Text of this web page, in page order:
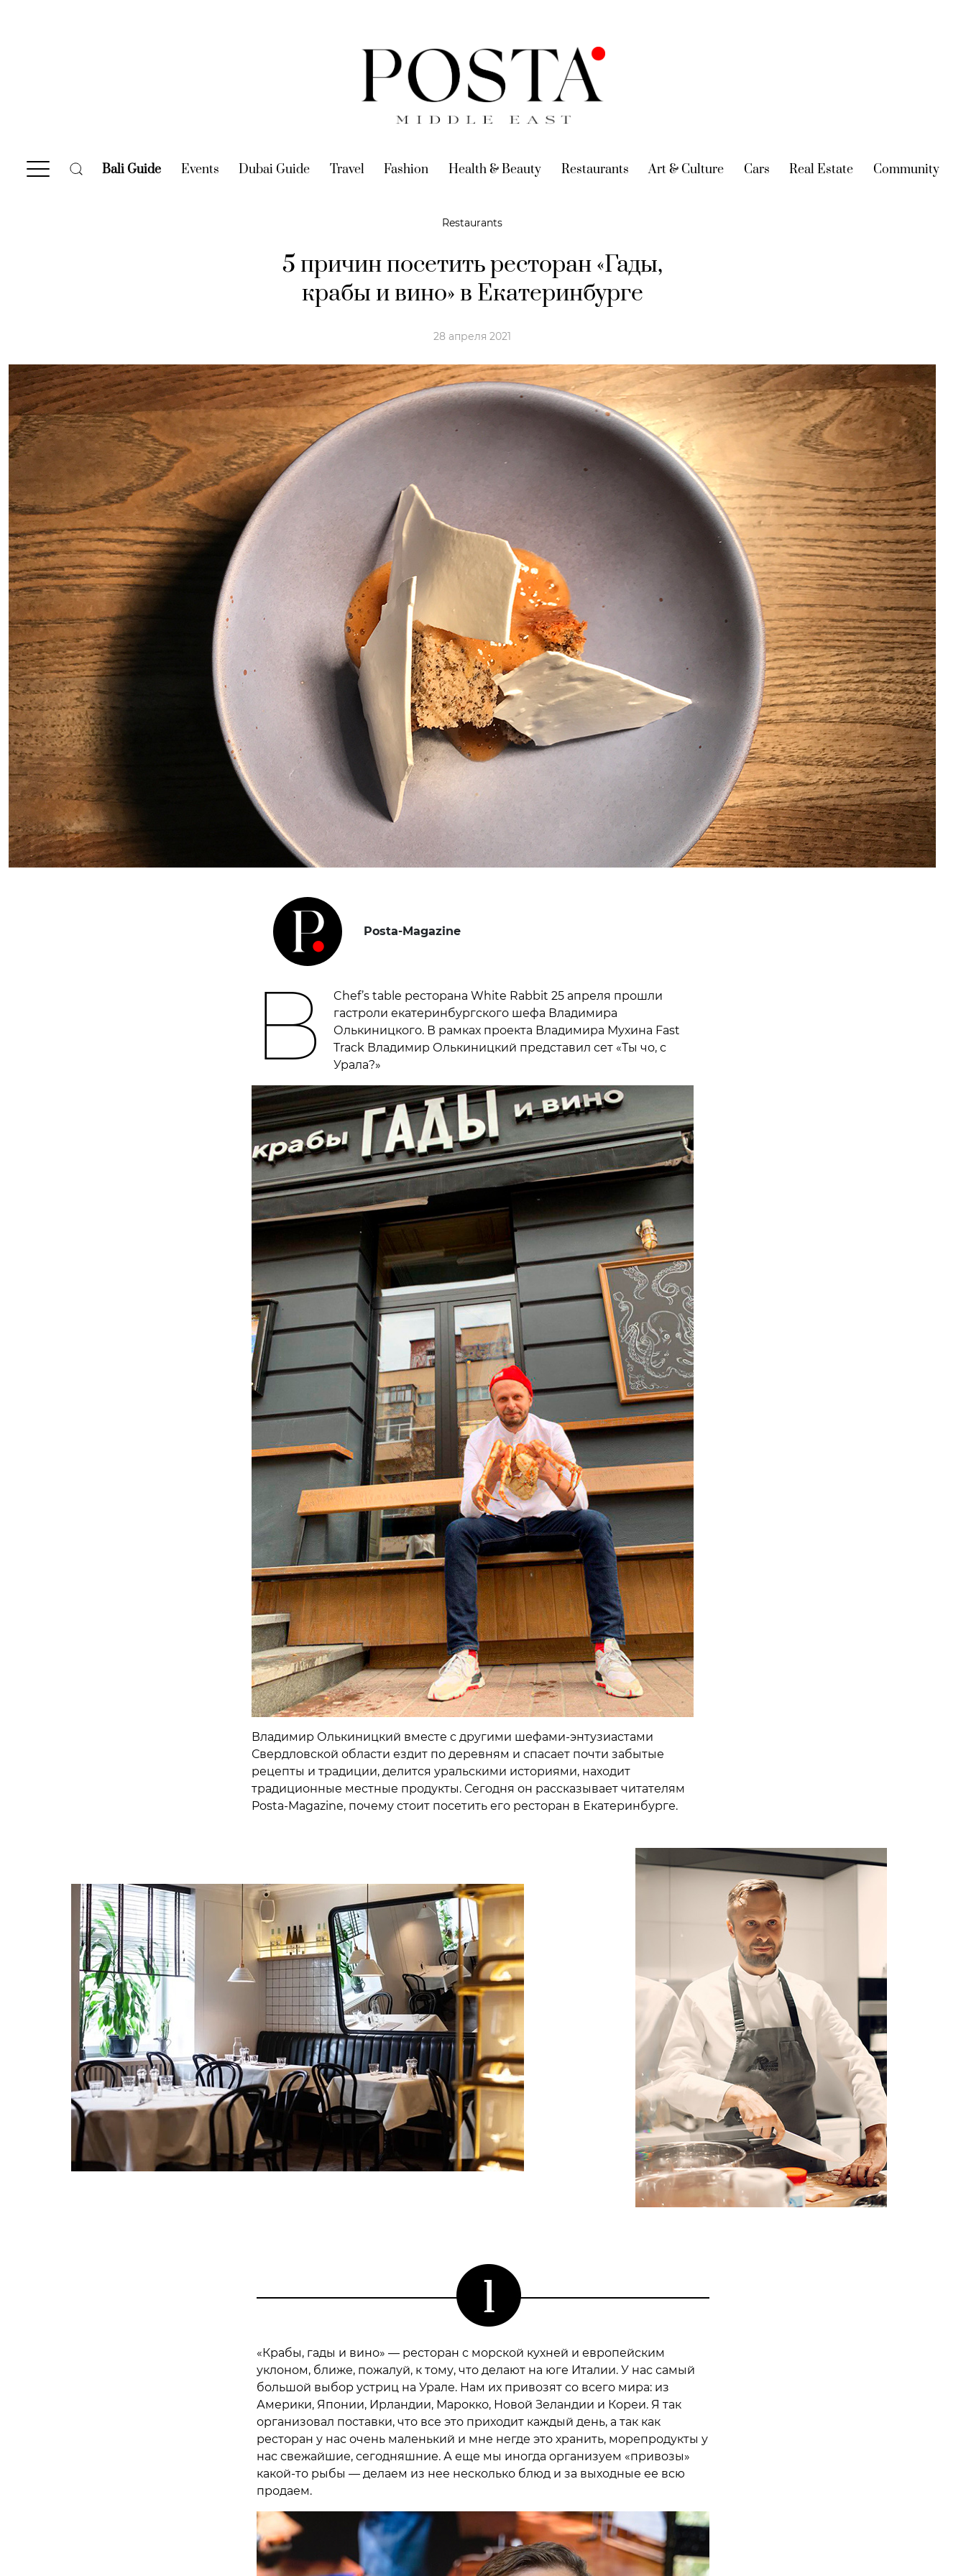
Bali Guide (current)
Events (current)
Dubai Guide (current)
Travel (current)
Fashion (current)
Health & Beauty (current)
Restaurants (current)
Art & Culture (current)
Cars (current)
Real Estate (current)
Community
Restaurants
5 причин посетить ресторан «Гады,
крабы и вино» в Екатеринбурге
28 апреля 2021
Posta-Magazine
В
Chef’s table ресторана White Rabbit 25 апреля прошли
гастроли екатеринбургского шефа Владимира
Олькиницкого. В рамках проекта Владимира Мухина Fast
Track Владимир Олькиницкий представил сет «Ты чо, с
Урала?»
Владимир Олькиницкий вместе с другими шефами-энтузиастами
Свердловской области ездит по деревням и спасает почти забытые
рецепты и традиции, делится уральскими историями, находит
традиционные местные продукты. Сегодня он рассказывает читателям
Posta-Magazine, почему стоит посетить его ресторан в Екатеринбурге.
«Крабы, гады и вино» — ресторан с морской кухней и европейским
уклоном, ближе, пожалуй, к тому, что делают на юге Италии. У нас самый
большой выбор устриц на Урале. Нам их привозят со всего мира: из
Америки, Японии, Ирландии, Марокко, Новой Зеландии и Кореи. Я так
организовал поставки, что все это приходит каждый день, а так как
ресторан у нас очень маленький и мне негде это хранить, морепродукты у
нас свежайшие, сегодняшние. А еще мы иногда организуем «привозы»
какой-то рыбы — делаем из нее несколько блюд и за выходные ее всю
продаем.